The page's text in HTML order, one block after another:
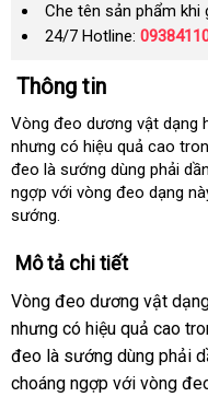
Che tên sản phẩm khi
24/7 Hotline:
Thông tin
Vòng đeo dương vật dạng
nhưng có hiệu quả cao
đeo là sướng dùng phải
ngợp với vòng đeo dạng
sướng.
Mô tả chi tiết
Vòng đeo dương vật
nhưng có hiệu quả cao
đeo là sướng dùng phải
choáng ngợp mới
với vòng